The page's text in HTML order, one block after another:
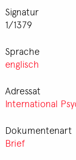
Signatur
1/1379
Sprache
englisch
Adressat
International
Dokumentenart
Brief